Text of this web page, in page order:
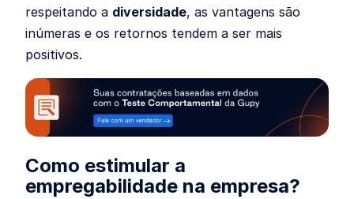
respeitando a diversidade, as vantagens são
inúmeras e os retornos tendem a ser mais
positivos.
Como estimular a
empregabilidade na empresa?